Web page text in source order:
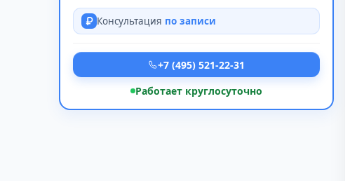
Консультация по записи
+7 (495) 521-22-31
Работает круглосуточно